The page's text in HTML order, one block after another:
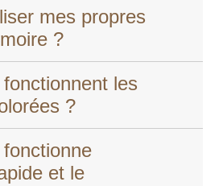
mes propres
?
les
?
et le